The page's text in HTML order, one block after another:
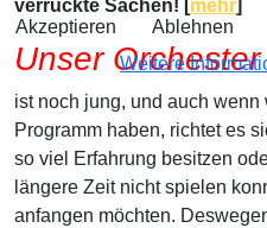
verrückte Sachen! [mehr]
Unser Orchester
ist noch jung, und auch
Programm haben, richtet es
so viel Erfahrung besitzen
längere Zeit nicht spielen
anfangen möchten.
Akzeptieren
Ablehnen
Weitere